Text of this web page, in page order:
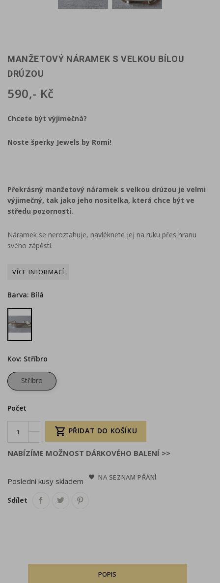
MANŽETOVÝ NÁRAMEK S VELKOU BÍLOU
DRÚZOU
590,- Kč
Chcete být výjimečná?
Noste šperky Jewels by Romi!
Překrásný manžetový náramek s velkou drúzou je velmi
výjimečný, tak jako jeho nositelka, která chce být ve
středu pozornosti.
Náramek se neroztahuje, navléknete jej na ruku přes hranu
svého zápěstí.
Barva: Bílá
Bílá
Kov: Stříbro
Stříbro
Počet
 PŘIDAT DO KOŠÍKU
NABÍZÍME MOŽNOST DÁRKOVÉHO BALENÍ >>
Poslední kusy skladem NA SEZNAM PŘÁNÍ
Sdílet
POPIS